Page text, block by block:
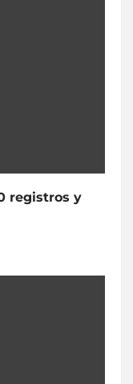
registros y